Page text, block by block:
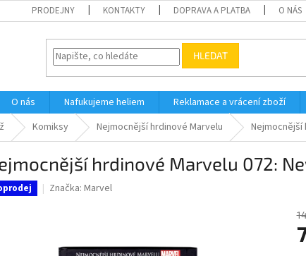
PRODEJNY KONTAKTY DOPRAVA A PLATBA O NÁS
HLEDAT
O nás Nafukujeme heliem Reklamace a vrácení zboží
Komiksy Nejmocnější hrdinové Marvelu Nejmocnější
hrdinové Marvelu 072:
Značka: Marvel